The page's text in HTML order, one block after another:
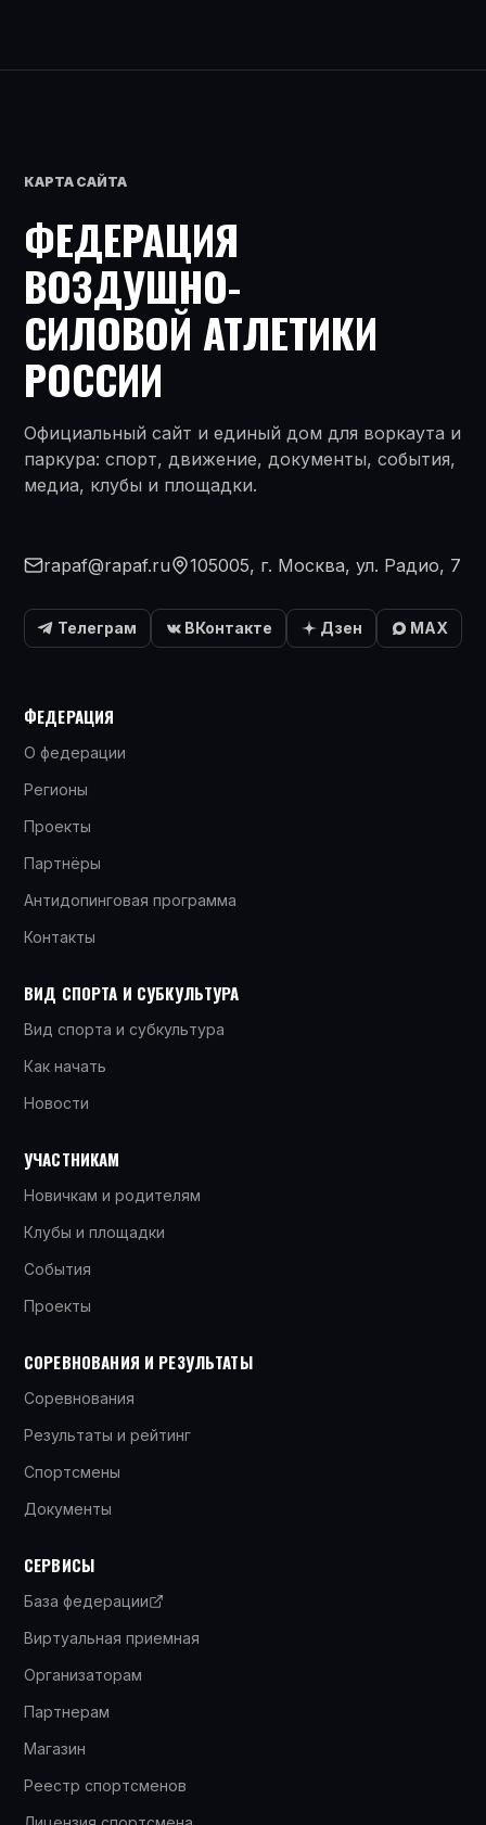
КАРТА САЙТА
ФЕДЕРАЦИЯ
ВОЗДУШНО-
СИЛОВОЙ АТЛЕТИКИ
РОССИИ
Официальный сайт и единый дом для воркаута и
паркура: спорт, движение, документы, события,
медиа, клубы и площадки.
rapaf@rapaf.ru 105005, г. Москва, ул. Радио, 7
Телеграм ВКонтакте Дзен MAX
ФЕДЕРАЦИЯ
О федерации
Регионы
Проекты
Партнёры
Антидопинговая программа
Контакты
ВИД СПОРТА И СУБКУЛЬТУРА
Вид спорта и субкультура
Как начать
Новости
УЧАСТНИКАМ
Новичкам и родителям
Клубы и площадки
События
Проекты
СОРЕВНОВАНИЯ И РЕЗУЛЬТАТЫ
Соревнования
Результаты и рейтинг
Спортсмены
Документы
СЕРВИСЫ
База федерации
Виртуальная приемная
Организаторам
Партнерам
Магазин
Реестр спортсменов